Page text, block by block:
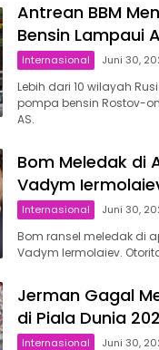
Antrean BBM
Bensin Lampaui
Internasional Juni 30,
Lebih dari 10 wilayah
pompa bensin Rostov-
AS.
Bom Meledak di
Vadym
Internasional Juni 30,
Bom ransel meledak di
Vadym Iermolaiev.
Jerman Gagal
di Piala Dunia
Internasional Juni 30,